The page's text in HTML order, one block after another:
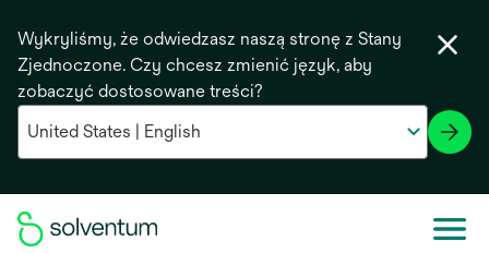
Wykryliśmy, że odwiedzasz naszą stronę z Stany
Zjednoczone. Czy chcesz zmienić język, aby
zobaczyć dostosowane treści?